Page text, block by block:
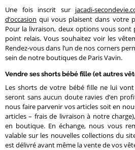
Une fois inscrit sur jacadi-
d’occasion qui vous plaisent dans votre
Pour la livraison, deux options vous sont
point relais. Vous souhaitez voir les
Rendez-vous dans l’un de nos corners
sein de notre boutiques de Paris Vavin.
Vendre ses shorts bébé fille (et autres
Les shorts de votre bébé fille ne lui vont
seront sans aucun doute ravies d’en
nous faire parvenir vos articles soit en
articles – frais de livraison à notre
en boutique. En échange, nous vous
valable sur les nouvelles collections du
est délivré avant même la vente de vos